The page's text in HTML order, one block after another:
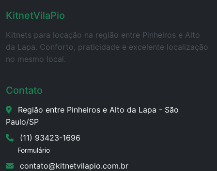
KitnetVilaPio
Kitnets para locação na região entre Pinheiros e Alto
da Lapa. Conforto, praticidade e excelente localização
no mesmo local.
Contato
Região entre Pinheiros e Alto da Lapa - São
Paulo/SP
(11) 93423-1696
Formulário
contato@kitnetvilapio.com.br